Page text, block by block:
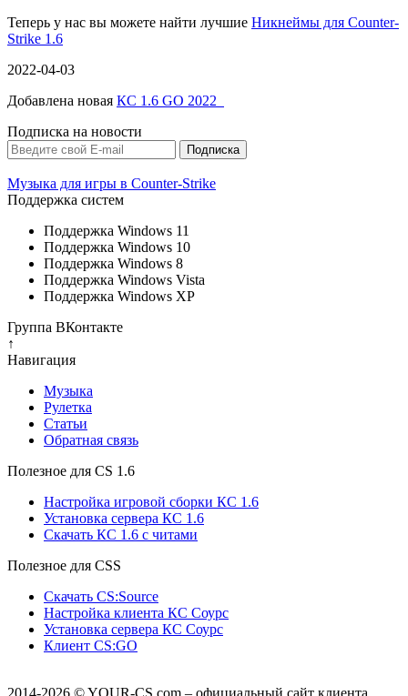
Теперь у нас вы можете найти лучшие Никнеймы для Counter-
Strike 1.6
2022-04-03
Добавлена новая КС 1.6 GO 2022
Подписка на новости
Музыка для игры в Counter-Strike
Поддержка систем
Поддержка Windows 11
Поддержка Windows 10
Поддержка Windows 8
Поддержка Windows Vista
Поддержка Windows XP
Группа ВКонтакте
↑
Навигация
Музыка
Рулетка
Cтатьи
Обратная связь
Полезное для CS 1.6
Настройка игровой сборки КС 1.6
Установка сервера КС 1.6
Скачать КС 1.6 с читами
Полезное для CSS
Скачать CS:Source
Настройка клиента КС Cоурс
Установка сервера КС Соурс
Клиент CS:GO
2014-2026 © YOUR-CS.com – официальный сайт клиента